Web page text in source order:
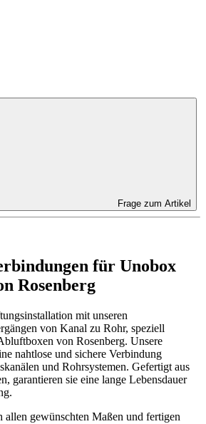
Frage zum Artikel
für Unobox
Rosenberg
mit unseren
von Kanal zu Rohr, speziell
von Rosenberg. Unsere
nahtlose und sichere Verbindung
und Rohrsystemen. Gefertigt aus
garantieren sie eine lange Lebensdauer
allen gewünschten Maßen und fertigen